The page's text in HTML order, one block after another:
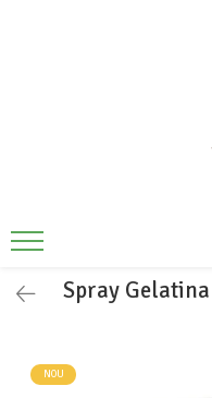
USTENSILE SI FORME SILICON
PASTA DE ZAHAR
FRISCA, UNT, LAPTE
Spray
NOU